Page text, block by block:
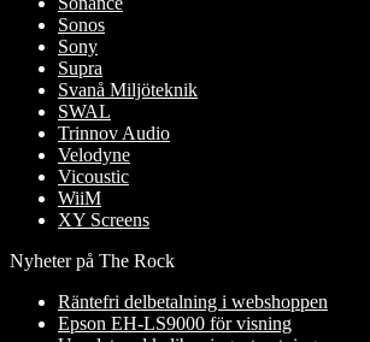
Sonos
Sony
Supra
Svanå Miljöteknik
SWAL
Trinnov Audio
Velodyne
Vicoustic
WiiM
XY Screens
Nyheter på The Rock
Räntefri delbetalning i webshoppen
Epson EH-LS9000 för visning